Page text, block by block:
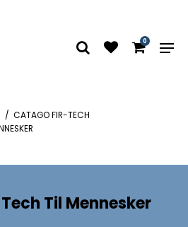
0
/ CATAGO FIR-TECH
Til Mennesker